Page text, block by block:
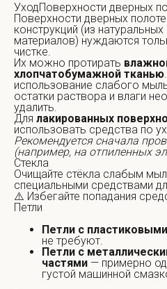
УходПоверхности дверных
Поверхности дверных
конструкций (из
материалов) нуждаются
чистке.
Их можно протирать
хлопчатобумажной тканью
использование слабого
остатки раствора и влаги
удалить.
Для лакированных
использовать средства по
Рекомендуется сначала
(например, на отпиленных
Стекла
Очищайте стёкла слабым
специальными средствами
⚠️ Избегайте попадания
Петли
Петли с
не требуют.
Петли с
частями — примерно
густой машинной